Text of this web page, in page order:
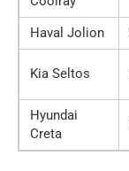
Haval Jolion
Kia Seltos
Hyundai
Creta